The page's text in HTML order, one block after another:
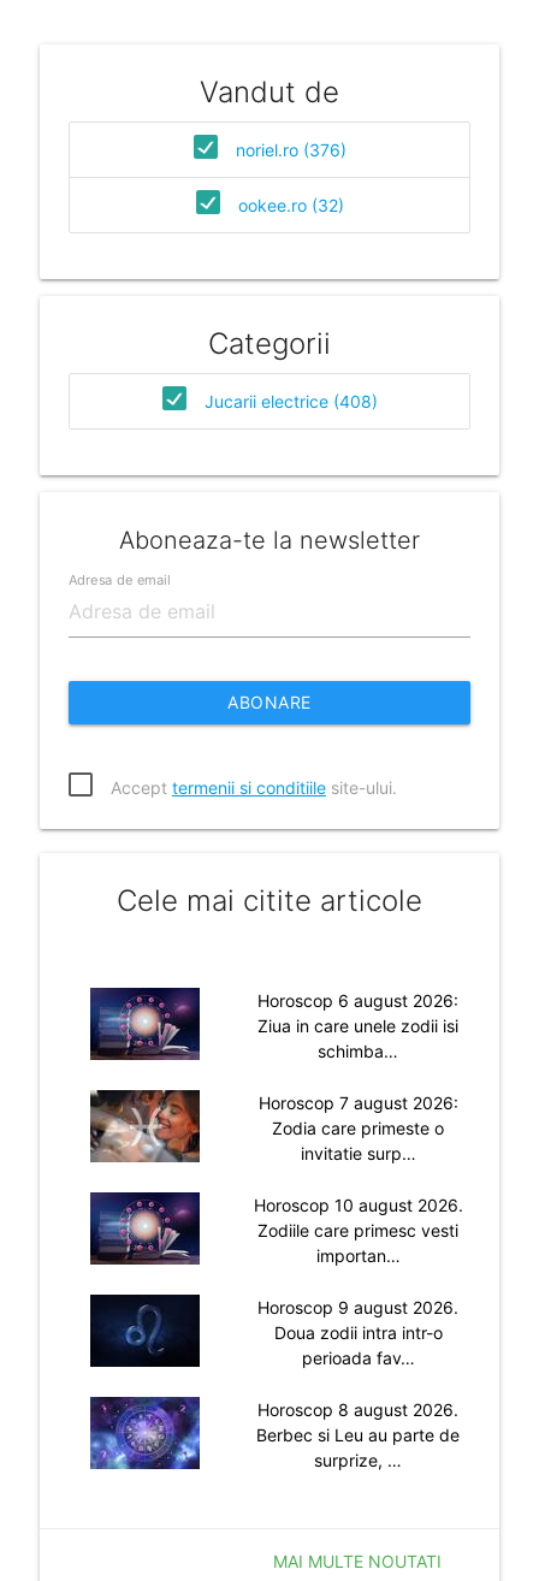
Vandut de
noriel.ro (376)
ookee.ro (32)
Categorii
Jucarii electrice (408)
Aboneaza-te la newsletter
Adresa de email
ABONARE
Accept termenii si conditiilesite-ului.
Cele mai citite articole
Horoscop 6 august 2026:
Ziua in care unele zodii isi
schimba…
Horoscop 7 august 2026:
Zodia care primeste o
invitatie surp…
Horoscop 10 august 2026.
Zodiile care primesc vesti
importan…
Horoscop 9 august 2026.
Doua zodii intra intr-o
perioada fav…
Horoscop 8 august 2026.
Berbec si Leu au parte de
surprize, …
MAI MULTE NOUTATI